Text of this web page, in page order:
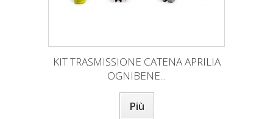
KIT TRASMISSIONE CATENA APRILIA
OGNIBENE...
Più